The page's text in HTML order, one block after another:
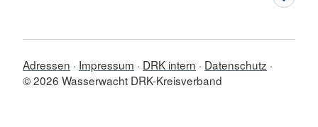
Adressen Impressum DRK intern
Datenschutz
© 2026 Wasserwacht DRK-Kreisverband